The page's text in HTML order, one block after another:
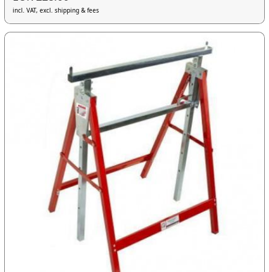
incl. VAT, excl. shipping & fees